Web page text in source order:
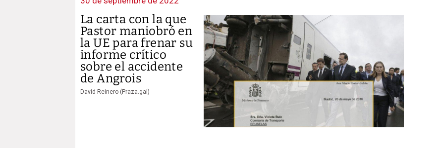
La carta con la que
Pastor maniobró en
la UE para frenar su
informe crítico
sobre el accidente
de Angrois
David Reinero (Praza.gal)